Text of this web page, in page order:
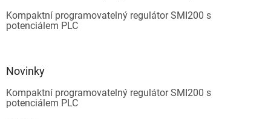
Kompaktní programovatelný regulátor SMI200 s
potenciálem PLC
Novinky
Kompaktní programovatelný regulátor SMI200 s
potenciálem PLC